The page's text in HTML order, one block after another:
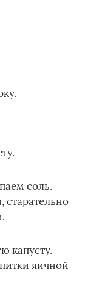
соль.
старательно
капусту.
яичной